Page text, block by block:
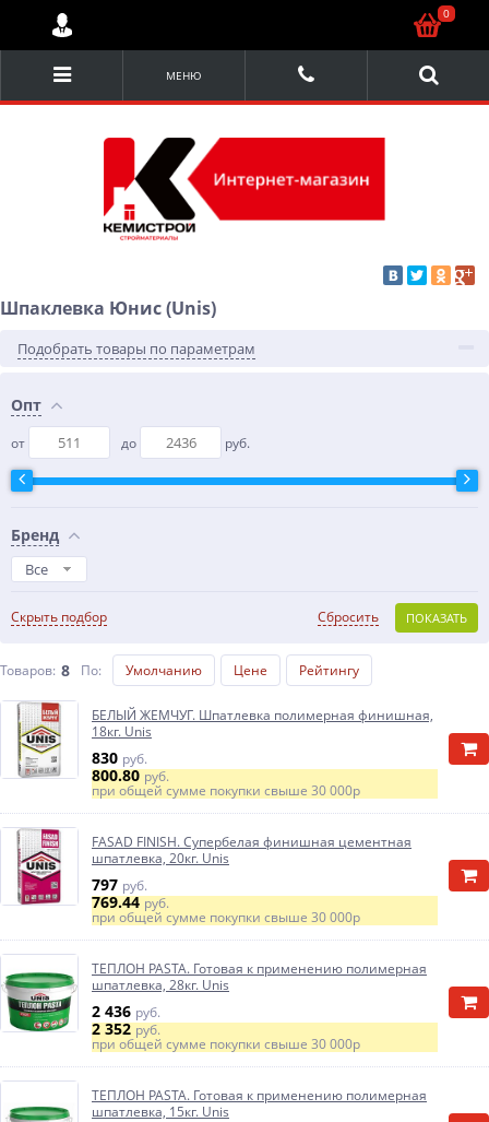
МЕНЮ
Шпаклевка Юнис (Unis)
Подобрать товары по параметрам
Опт
от до руб.
Бренд
Все
Скрыть подбор ПОКАЗАТЬ
Сбросить
Товаров: 8 По: Умолчанию Цене Рейтингу
БЕЛЫЙ ЖЕМЧУГ. Шпатлевка полимерная финишная,
18кг. Unis
830 руб.
800.80руб.
при общей сумме покупки свыше 30 000р
FASAD FINISH. Супербелая финишная цементная
шпатлевка, 20кг. Unis
797 руб.
769.44руб.
при общей сумме покупки свыше 30 000р
ТЕПЛОН PASTA. Готовая к применению полимерная
шпатлевка, 28кг. Unis
2 436 руб.
2 352руб.
при общей сумме покупки свыше 30 000р
ТЕПЛОН PASTA. Готовая к применению полимерная
шпатлевка, 15кг. Unis
0